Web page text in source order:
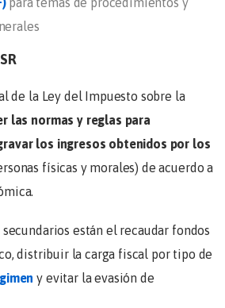
de la Ley del Impuesto sobre la
las normas y reglas para
los ingresos obtenidos por los
físicas y morales) de acuerdo a
están el recaudar fondos
distribuir la carga fiscal por tipo de
y evitar la evasión de